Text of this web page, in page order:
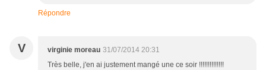
Répondre
V virginie moreau 31/07/2014 20:31
Très belle, j'en ai justement mangé une ce soir !!!!!!!!!!!!!!